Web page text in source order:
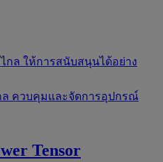
กล ให้การสนับสนุนได้อย่าง
ล ควบคุมและจัดการอุปกรณ์
Tensor